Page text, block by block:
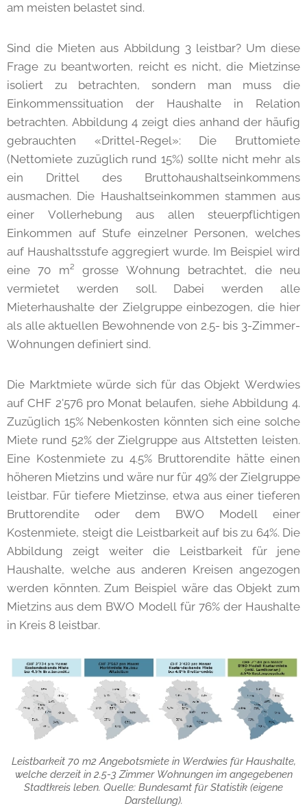
am meisten belastet sind.
Sind die Mieten aus Abbildung 3 leistbar? Um diese
Frage zu beantworten, reicht es nicht, die Mietzinse
isoliert zu betrachten, sondern man muss die
Einkommenssituation der Haushalte in Relation
betrachten. Abbildung 4 zeigt dies anhand der häufig
gebrauchten «Drittel-Regel»: Die Bruttomiete
(Nettomiete zuzüglich rund 15%) sollte nicht mehr als
ein Drittel des Bruttohaushaltseinkommens
ausmachen. Die Haushaltseinkommen stammen aus
einer Vollerhebung aus allen steuerpflichtigen
Einkommen auf Stufe einzelner Personen, welches
auf Haushaltsstufe aggregiert wurde. Im Beispiel wird
eine 70 m² grosse Wohnung betrachtet, die neu
vermietet werden soll. Dabei werden alle
Mieterhaushalte der Zielgruppe einbezogen, die hier
als alle aktuellen Bewohnende von 2.5- bis 3-Zimmer-
Wohnungen definiert sind.
Die Marktmiete würde sich für das Objekt Werdwies
auf CHF 2'576 pro Monat belaufen, siehe Abbildung 4.
Zuzüglich 15% Nebenkosten könnten sich eine solche
Miete rund 52% der Zielgruppe aus Altstetten leisten.
Eine Kostenmiete zu 4.5% Bruttorendite hätte einen
höheren Mietzins und wäre nur für 49% der Zielgruppe
leistbar. Für tiefere Mietzinse, etwa aus einer tieferen
Bruttorendite oder dem BWO Modell einer
Kostenmiete, steigt die Leistbarkeit auf bis zu 64%. Die
Abbildung zeigt weiter die Leistbarkeit für jene
Haushalte, welche aus anderen Kreisen angezogen
werden könnten. Zum Beispiel wäre das Objekt zum
Mietzins aus dem BWO Modell für 76% der Haushalte
in Kreis 8 leistbar.
Leistbarkeit 70 m2 Angebotsmiete in Werdwies für Haushalte,
welche derzeit in 2.5-3 Zimmer Wohnungen im angegebenen
Stadtkreis leben. Quelle: Bundesamt für Statistik (eigene
Darstellung).